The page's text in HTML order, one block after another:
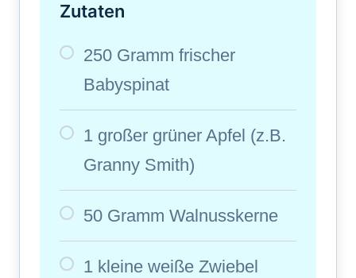
Zutaten
250 Gramm frischer
Babyspinat
1 großer grüner Apfel (z.B.
Granny Smith)
50 Gramm Walnusskerne
1 kleine weiße Zwiebel